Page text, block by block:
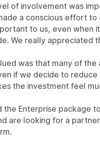
of involvement was
a conscious effort
to us, even when
We really appreciated
was that many of the
if we decide to
the investment feel
the Enterprise package
are looking for a